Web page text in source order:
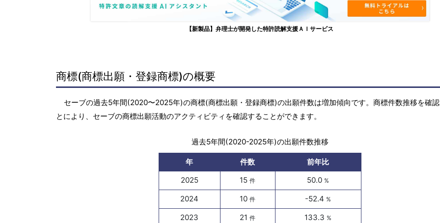
【新製品】弁理士が開発した特許読解支援ＡＩサービス
商標(商標出願・登録商標)の概要
セーブの過去5年間(2020〜2025年)の商標(商標出願・登録商標)の出願件数は増加傾向です。商標件数推移を確
とにより、セーブの商標出願活動のアクティビティを確認することができます。
過去5年間(2020-2025年)の出願件数推移
年 件数
前年比
2025
15件 50.0 %
2024 10件 -52.4 %
2023 21件 133.3 %